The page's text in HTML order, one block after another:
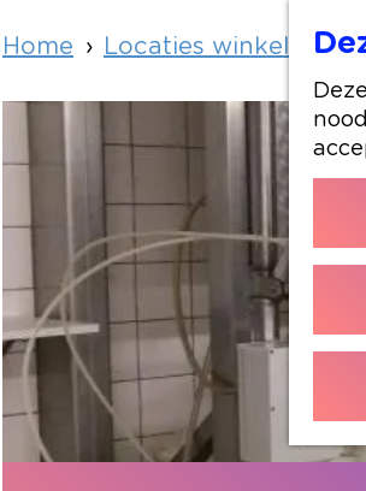
Home Locaties winkelen